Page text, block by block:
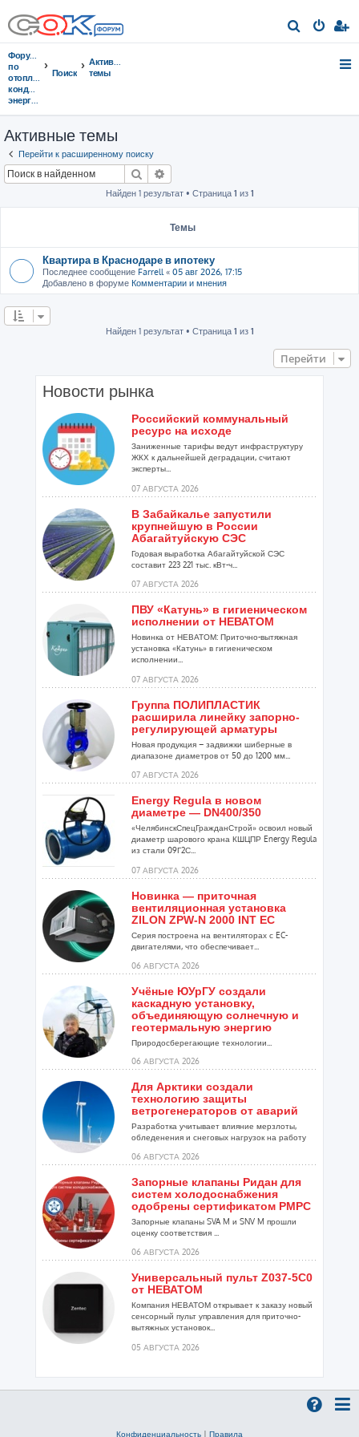
о
Форумы
по
отоплению,
кондиционированию,
энергосбережению
Поиск
Активные
темы
Активные темы
Перейти к расширенному поиску
Поиск
Найден 1 результат • Страница 1 из 1
Темы
Квартира в Краснодаре в ипотеку
Последнее сообщение Farrell « 05 авг 2026, 17:15
Добавлено в форуме Комментарии и мнения
Найден 1 результат • Страница 1 из 1
Перейти
Новости рынка
Российский коммунальный
ресурс на исходе
Заниженные тарифы ведут инфраструктуру
ЖКХ к дальнейшей деградации, считают
эксперты...
07 АВГУСТА 2026
В Забайкалье запустили
крупнейшую в России
Абагайтуйскую СЭС
Годовая выработка Абагайтуйской СЭС
составит 223 221 тыс. кВт-ч...
07 АВГУСТА 2026
ПВУ «Катунь» в гигиеническом
исполнении от НЕВАТОМ
Новинка от НЕВАТОМ: Приточно-вытяжная
установка «Катунь» в гигиеническом
исполнении...
07 АВГУСТА 2026
Группа ПОЛИПЛАСТИК
расширила линейку запорно-
регулирующей арматуры
Новая продукция – задвижки шиберные в
диапазоне диаметров от 50 до 1200 мм...
07 АВГУСТА 2026
Energy Regula в новом
диаметре — DN400/350
«ЧелябинскСпецГражданСтрой» освоил новый
диаметр шарового крана КШЦПР Energy Regula
из стали 09Г2С...
07 АВГУСТА 2026
Новинка — приточная
вентиляционная установка
ZILON ZPW-N 2000 INT EC
Серия построена на вентиляторах с EC-
двигателями, что обеспечивает...
06 АВГУСТА 2026
Учёные ЮУрГУ создали
каскадную установку,
объединяющую солнечную и
геотермальную энергию
Природосберегающие технологии...
06 АВГУСТА 2026
Для Арктики создали
технологию защиты
ветрогенераторов от аварий
Разработка учитывает влияние мерзлоты,
обледенения и снеговых нагрузок на работу
06 АВГУСТА 2026
Запорные клапаны Ридан для
систем холодоснабжения
одобрены сертификатом РМРС
Запорные клапаны SVA M и SNV M прошли
оценку соответствия ...
06 АВГУСТА 2026
Универсальный пульт Z037-5C0
от НЕВАТОМ
Компания НЕВАТОМ открывает к заказу новый
сенсорный пульт управления для приточно-
вытяжных установок...
05 АВГУСТА 2026
расширения ...
Конфиденциальность | Правила